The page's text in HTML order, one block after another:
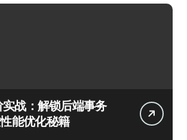
实战：解锁后端事务
能优化秘籍